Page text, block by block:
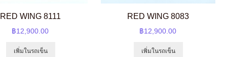
RED WING 8111
฿12,900.00
เพิ่มในรถเข็น
RED WING 8083
฿12,900.00
เพิ่มในรถเข็น